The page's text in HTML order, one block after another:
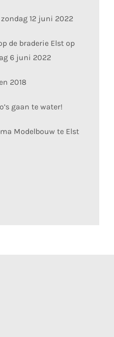
12 juni 2022
de braderie Elst op
6 juni 2022
2018
gaan te water!
Modelbouw te Elst